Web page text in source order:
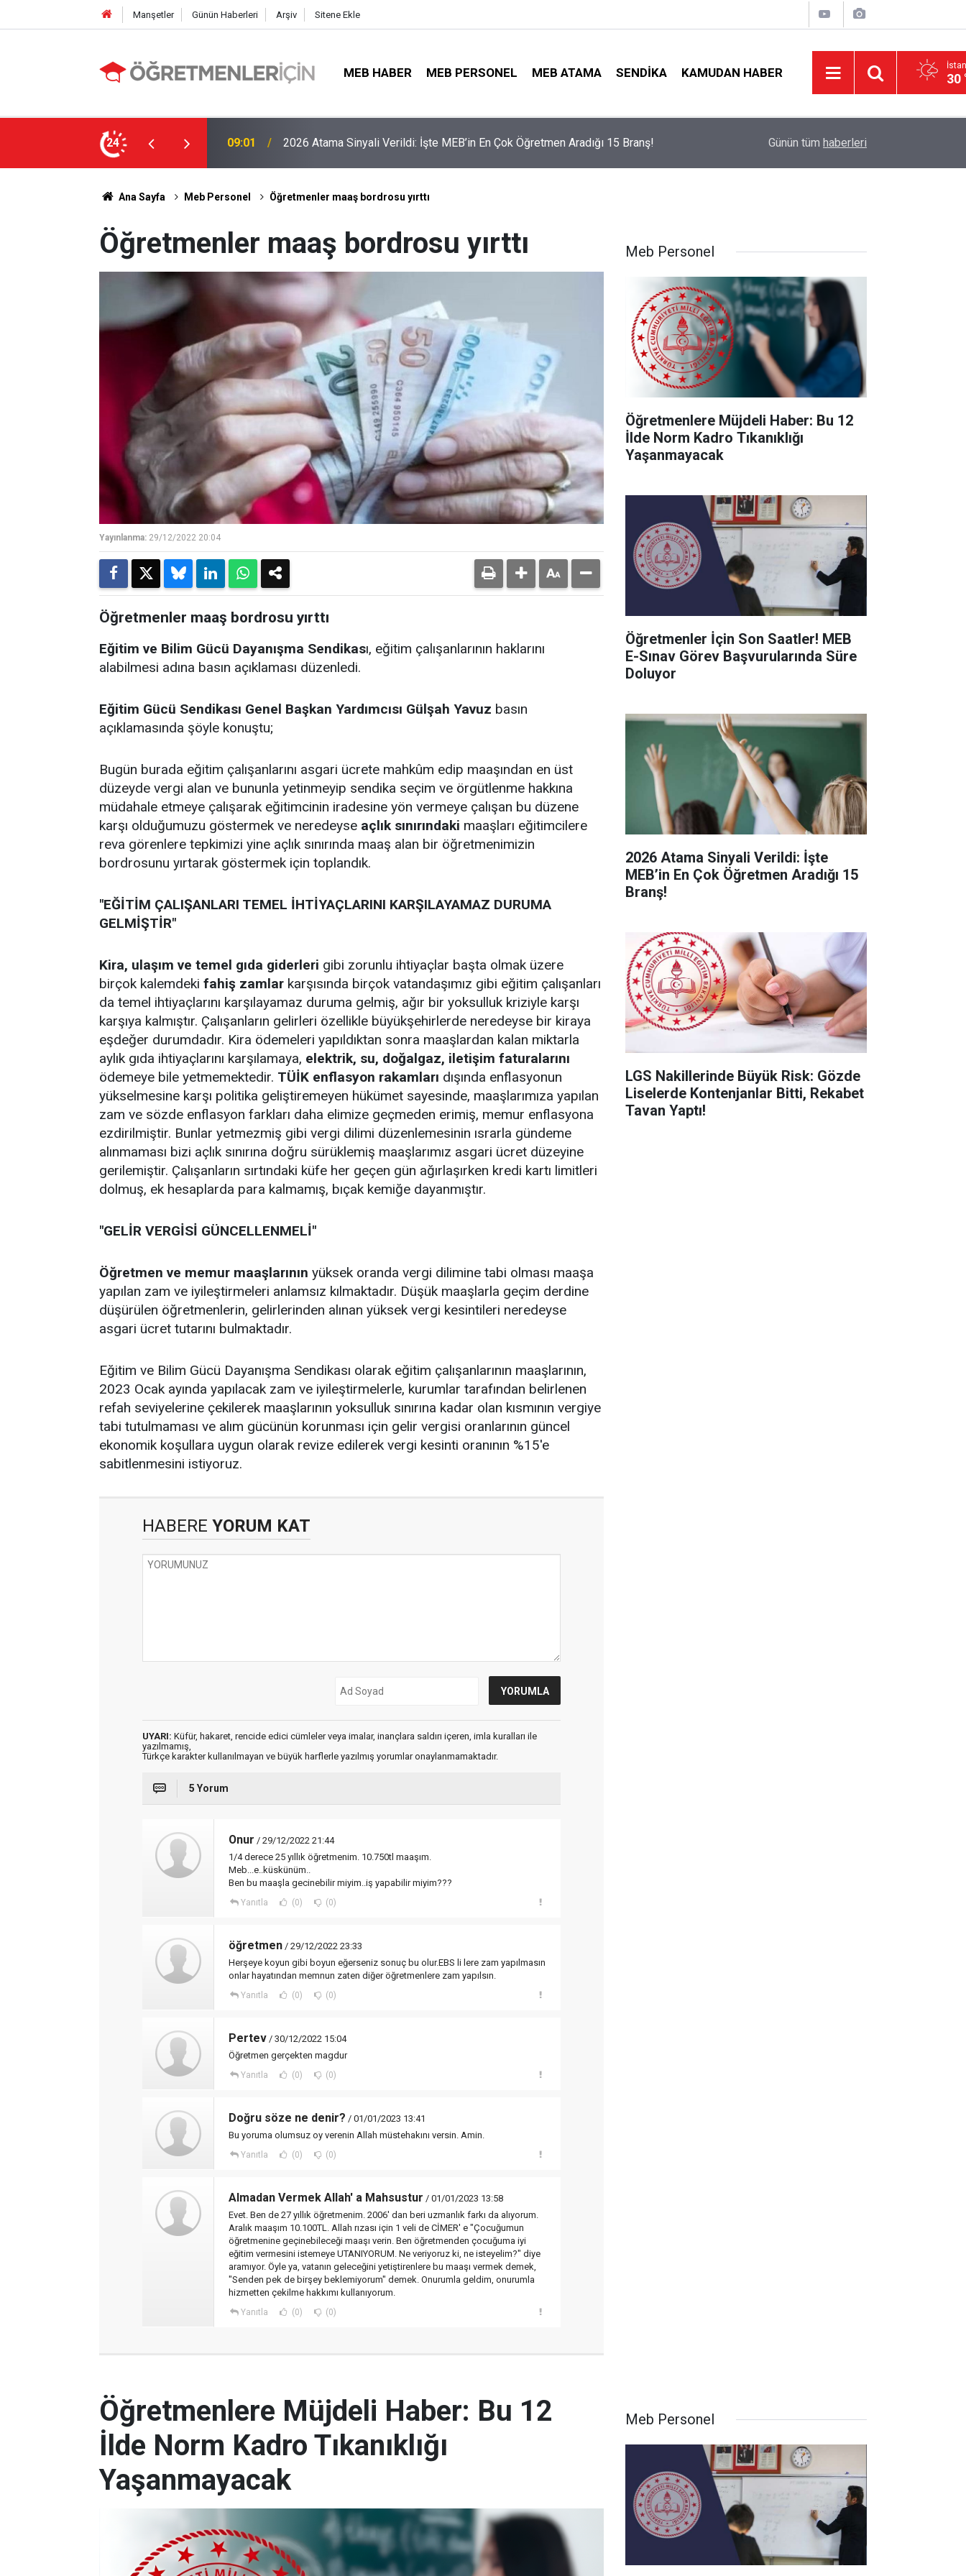
Manşetler Günün Haberleri Arşiv Sitene Ekle
MEB HABER MEB PERSONEL MEB ATAMA SENDIKA KAMUDAN HABER 30
24
En Çok Öğretmen Aradığı 15 Branş! 19:00
LGS Nakillerinde Büyük Risk: Gözde Liselerde Kontenjanlar Bitti, Rekabet
Tavan Yaptı!
İlçe Milli Eğitim Müdürü Ataması Yapıldı
Günün tüm haberleri
Ana Sayfa Meb Personel Öğretmenler maaş bordrosu yırttı
Öğretmenler maaş bordrosu yırttı
Yayınlanma: 29/12/2022 20:04
Öğretmenler maaş bordrosu yırttı
Eğitim ve Bilim Gücü Dayanışma Sendikası, eğitim çalışanlarının haklarını
alabilmesi adına basın açıklaması düzenledi.
Eğitim Gücü Sendikası Genel Başkan Yardımcısı Gülşah Yavuz basın
açıklamasında şöyle konuştu;
Bugün burada eğitim çalışanlarını asgari ücrete mahkûm edip maaşından en üst
düzeyde vergi alan ve bununla yetinmeyip sendika seçim ve örgütlenme hakkına
müdahale etmeye çalışarak eğitimcinin iradesine yön vermeye çalışan bu düzene
karşı olduğumuzu göstermek ve neredeyse açlık sınırındaki maaşları eğitimcilere
reva görenlere tepkimizi yine açlık sınırında maaş alan bir öğretmenimizin
bordrosunu yırtarak göstermek için toplandık.
"EĞİTİM ÇALIŞANLARI TEMEL İHTİYAÇLARINI KARŞILAYAMAZ DURUMA
GELMİŞTİR"
Kira, ulaşım ve temel gıda giderleri gibi zorunlu ihtiyaçlar başta olmak üzere
birçok kalemdeki fahiş zamlar karşısında birçok vatandaşımız gibi eğitim çalışanları
da temel ihtiyaçlarını karşılayamaz duruma gelmiş, ağır bir yoksulluk kriziyle karşı
karşıya kalmıştır. Çalışanların gelirleri özellikle büyükşehirlerde neredeyse bir kiraya
eşdeğer durumdadır. Kira ödemeleri yapıldıktan sonra maaşlardan kalan miktarla
aylık gıda ihtiyaçlarını karşılamaya, elektrik, su, doğalgaz, iletişim faturalarını
ödemeye bile yetmemektedir. TÜİK enflasyon rakamları dışında enflasyonun
yükselmesine karşı politika geliştiremeyen hükümet sayesinde, maaşlarımıza yapılan
zam ve sözde enflasyon farkları daha elimize geçmeden erimiş, memur enflasyona
ezdirilmiştir. Bunlar yetmezmiş gibi vergi dilimi düzenlemesinin ısrarla gündeme
alınmaması bizi açlık sınırına doğru sürüklemiş maaşlarımız asgari ücret düzeyine
gerilemiştir. Çalışanların sırtındaki küfe her geçen gün ağırlaşırken kredi kartı limitleri
dolmuş, ek hesaplarda para kalmamış, bıçak kemiğe dayanmıştır.
"GELİR VERGİSİ GÜNCELLENMELİ"
Öğretmen ve memur maaşlarının yüksek oranda vergi dilimine tabi olması maaşa
yapılan zam ve iyileştirmeleri anlamsız kılmaktadır. Düşük maaşlarla geçim derdine
düşürülen öğretmenlerin, gelirlerinden alınan yüksek vergi kesintileri neredeyse
asgari ücret tutarını bulmaktadır.
Eğitim ve Bilim Gücü Dayanışma Sendikası olarak eğitim çalışanlarının maaşlarının,
2023 Ocak ayında yapılacak zam ve iyileştirmelerle, kurumlar tarafından belirlenen
refah seviyelerine çekilerek maaşlarının yoksulluk sınırına kadar olan kısmının vergiye
tabi tutulmaması ve alım gücünün korunması için gelir vergisi oranlarının güncel
ekonomik koşullara uygun olarak revize edilerek vergi kesinti oranının %15'e
sabitlenmesini istiyoruz.
HABERE YORUM KAT
UYARI: Küfür, hakaret, rencide edici cümleler veya imalar, inançlara saldırı içeren, imla kuralları ile
yazılmamış,
Türkçe karakter kullanılmayan ve büyük harflerle yazılmış yorumlar onaylanmamaktadır.
5 Yorum
Onur / 29/12/2022 21:44
1/4 derece 25 yıllık öğretmenim. 10.750tl maaşım.
Meb...e..küskünüm..
Ben bu maaşla gecinebilir miyim..iş yapabilir miyim???
Yanıtla (0) (0)
öğretmen / 29/12/2022 23:33
Herşeye koyun gibi boyun eğerseniz sonuç bu olur.EBS li lere zam yapılmasın
onlar hayatından memnun zaten diğer öğretmenlere zam yapılsın.
Yanıtla (0) (0)
Pertev / 30/12/2022 15:04
Öğretmen gerçekten magdur
Yanıtla (0) (0)
Doğru söze ne denir? / 01/01/2023 13:41
Bu yoruma olumsuz oy verenin Allah müstehakını versin. Amin.
Yanıtla (0) (0)
Almadan Vermek Allah' a Mahsustur / 01/01/2023 13:58
Evet. Ben de 27 yıllık öğretmenim. 2006' dan beri uzmanlık farkı da alıyorum.
Aralık maaşım 10.100TL. Allah rızası için 1 veli de CİMER' e "Çocuğumun
öğretmenine geçinebileceği maaşı verin. Ben öğretmenden çocuğuma iyi
eğitim vermesini istemeye UTANIYORUM. Ne veriyoruz ki, ne isteyelim?" diye
aramıyor. Öyle ya, vatanın geleceğini yetiştirenlere bu maaşı vermek demek,
"Senden pek de birşey beklemiyorum" demek. Onurumla geldim, onurumla
hizmetten çekilme hakkımı kullanıyorum.
Yanıtla (0) (0)
Meb Personel
Öğretmenlere Müjdeli Haber: Bu 12
İlde Norm Kadro Tıkanıklığı
Yaşanmayacak
Öğretmenler İçin Son Saatler! MEB
E-Sınav Görev Başvurularında Süre
Doluyor
2026 Atama Sinyali Verildi: İşte
MEB’in En Çok Öğretmen Aradığı 15
Branş!
LGS Nakillerinde Büyük Risk: Gözde
Liselerde Kontenjanlar Bitti, Rekabet
Tavan Yaptı!
Öğretmenlere Müjdeli Haber: Bu 12
İlde Norm Kadro Tıkanıklığı
Yaşanmayacak
Meb Personel